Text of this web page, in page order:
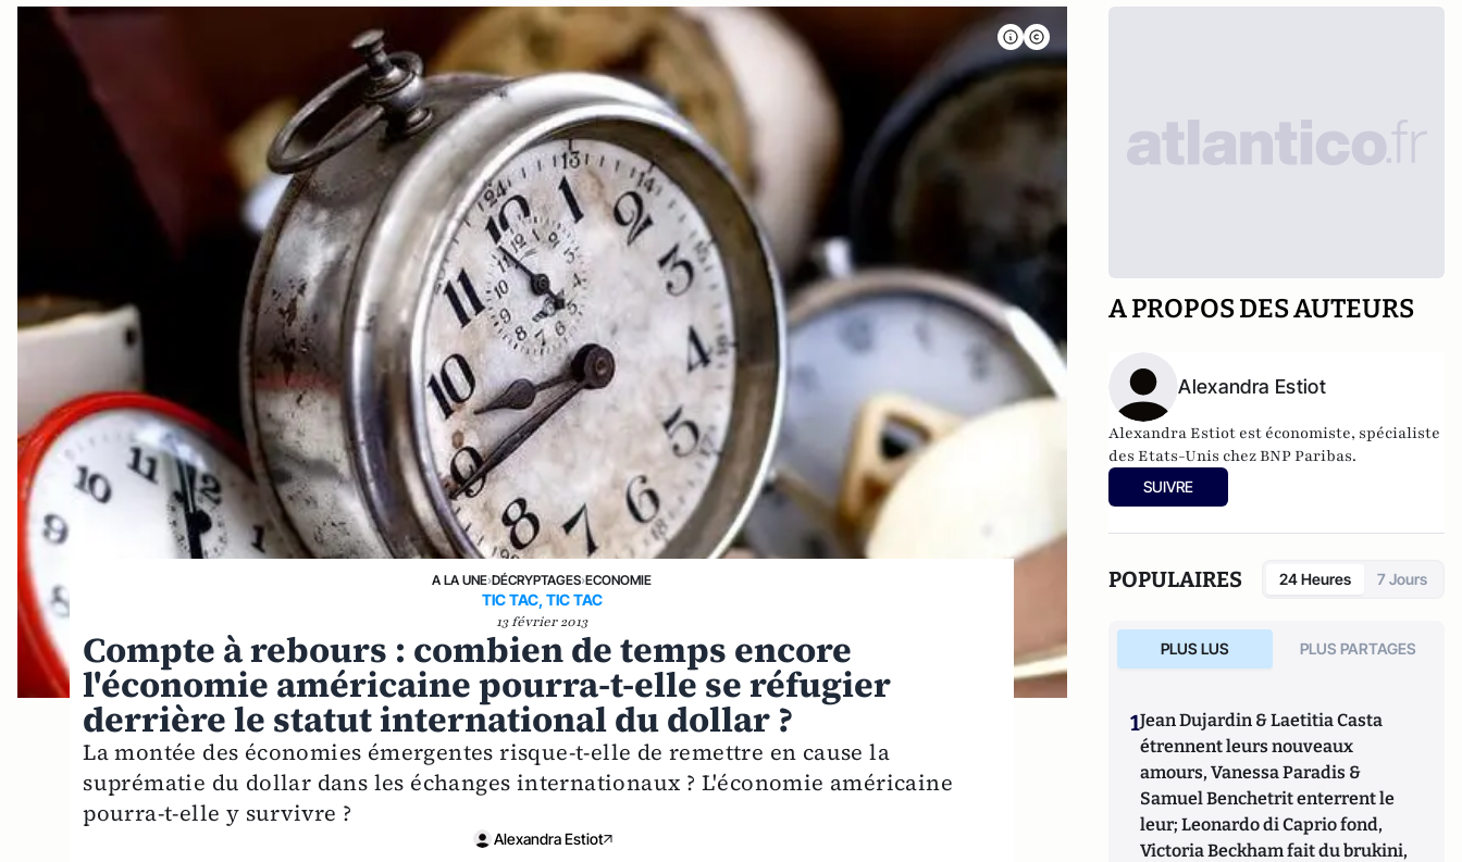
A LA UNE›DÉCRYPTAGES›ECONOMIE
TIC TAC, TIC TAC
13 février 2013
Compte à rebours : combien de temps encore
l'économie américaine pourra-t-elle se réfugier
derrière le statut international du dollar ?
La montée des économies émergentes risque-t-elle de remettre en cause la
suprématie du dollar dans les échanges internationaux ? L'économie américaine
pourra-t-elle y survivre ?
Alexandra Estiot
A PROPOS DES AUTEURS
Alexandra Estiot
Alexandra Estiot est économiste, spécialiste
des Etats-Unis chez BNP Paribas.
SUIVRE
POPULAIRES 24 Heures 7 Jours
PLUS LUS PLUS PARTAGES
1Jean Dujardin & Laetitia Casta
étrennent leurs nouveaux
amours, Vanessa Paradis &
Samuel Benchetrit enterrent le
leur; Leonardo di Caprio fond,
Victoria Beckham fait du brukini,